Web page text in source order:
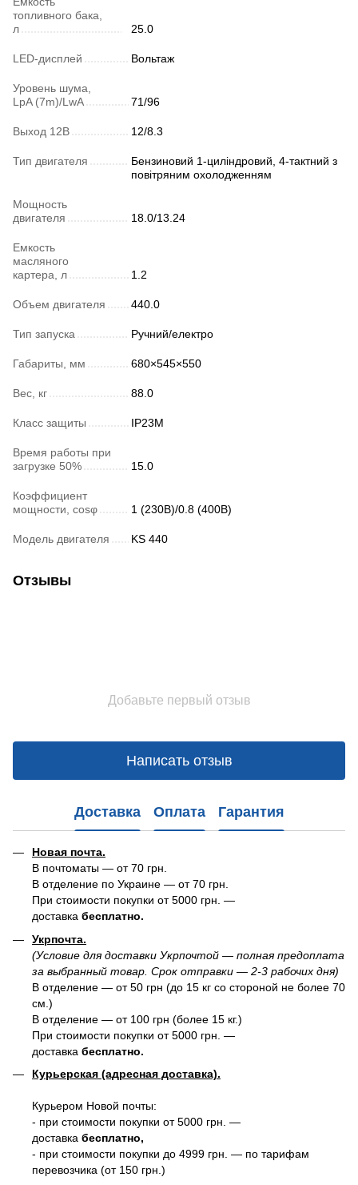
топливного бака,
л
25.0
LED-дисплей Вольтаж
Уровень шума,
LpA (7m)/LwA
71/96
Выход 12В 12/8.3
Тип двигателя
Бензиновий 1-циліндровий, 4-тактний з
повітряним охолодженням
Мощность
двигателя
18.0/13.24
Емкость
масляного
картера, л
1.2
Объем двигателя 440.0
Тип запуска Ручний/електро
Габариты, мм 680×545×550
Вес, кг 88.0
Класс защиты IP23M
Время работы при
загрузке 50%
15.0
Коэффициент
мощности, cosφ
1 (230В)/0.8 (400В)
Модель двигателя KS 440
Отзывы
Добавьте первый отзыв
Написать отзыв
Доставка Оплата Гарантия
Новая почта.
В почтоматы — от 70 грн.
В отделение по Украине — от 70 грн.
При стоимости покупки от 5000 грн. —
доставка бесплатно.
Укрпочта.
(Условие для доставки Укрпочтой — полная предоплата
за выбранный товар. Срок отправки — 2-3 рабочих дня)
В отделение — от 50 грн (до 15 кг со стороной не более 70
см.)
В отделение — от 100 грн (более 15 кг.)
При стоимости покупки от 5000 грн. —
доставка бесплатно.
Курьерская (адресная доставка).
Курьером Новой почты:
- при стоимости покупки от 5000 грн. —
доставка бесплатно,
- при стоимости покупки до 4999 грн. — по тарифам
перевозчика (от 150 грн.)